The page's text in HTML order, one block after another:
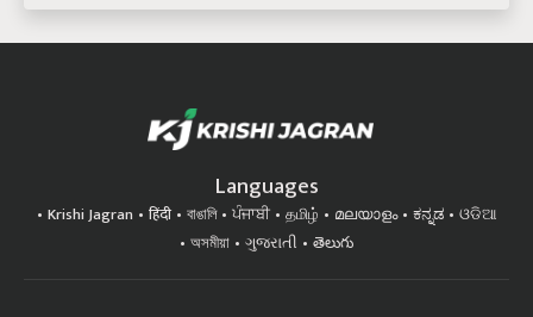
Languages
Krishi Jagran हिंदी বাঙালি ਪੰਜਾਬੀ தமிழ் മലയാളം ಕನ್ನಡ
ଓଡିଆ
অসমীয়া
ગુજરાતી తెలుగు